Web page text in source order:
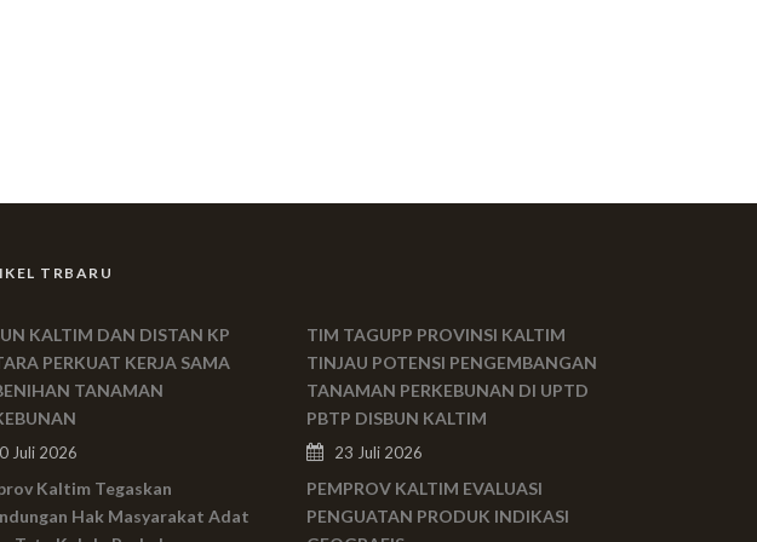
TRBARU
KALTIM DAN DISTAN KP
PERKUAT KERJA SAMA
TANAMAN
Juli 2026
Kaltim Tegaskan
Hak Masyarakat Adat
TIM TAGUPP PROVINSI KALTIM
TINJAU POTENSI PENGEMBANGAN
TANAMAN PERKEBUNAN DI UPTD
PBTP DISBUN KALTIM
23 Juli 2026
PEMPROV KALTIM EVALUASI
PENGUATAN PRODUK INDIKASI